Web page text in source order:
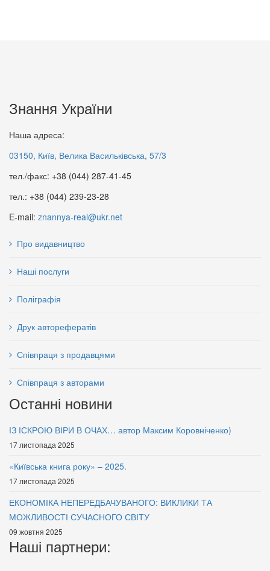
Знання України
Наша адреса:
03150, Київ, Велика Васильківська, 57/3
тел./факс: +38 (044) 287-41-45
тел.: +38 (044) 239-23-28
E-mail: znannya-real@ukr.net
Про видавництво
Наші послуги
Поліграфія
Друк авторефератів
Співпраця з продавцями
Співпраця з авторами
Останні новини
ІЗ ІСКРОЮ ВІРИ В ОЧАХ… автор Максим Коровніченко)
17 листопада 2025
«Київська книга року» – 2025.
17 листопада 2025
ЕКОНОМІКА НЕПЕРЕДБАЧУВАНОГО: ВИКЛИКИ ТА
МОЖЛИВОСТІ СУЧАСНОГО СВІТУ
09 жовтня 2025
Наші партнери: